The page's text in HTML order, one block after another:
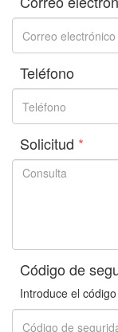
Teléfono
Solicitud *
Código de
Introduce el